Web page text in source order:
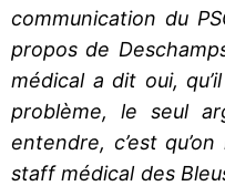
communication du
propos de
médical a dit oui,
problème, le seul
entendre, c’est
staff médical des